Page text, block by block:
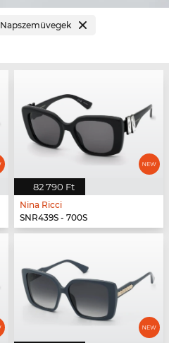
Napszemüvegek
82 790 Ft
Nina Ricci
SNR439S - 700S